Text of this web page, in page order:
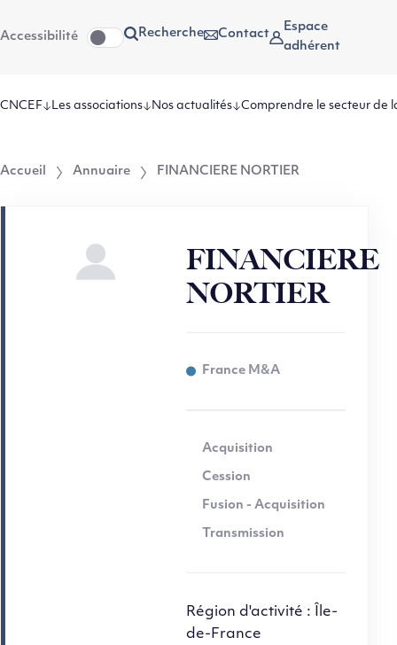
au
contenu
Accessibilité Recherche Contact
Espace
adhérent
CNCEF Les associations Nos actualités Comprendre le secteur de
Accueil Annuaire FINANCIERE NORTIER
FINANCIERE
NORTIER
France M&A
Acquisition
Cession
Fusion - Acquisition
Transmission
Région d'activité : Île-
de-France